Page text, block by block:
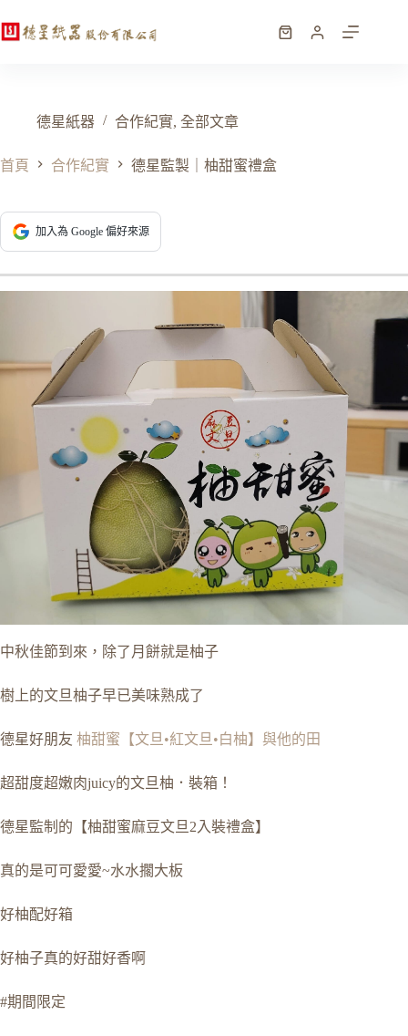
至
購
德星紙器 合作紀實, 全部文章
首頁 合作紀實 德星監製｜柚甜蜜禮盒
加入為 Google 偏好來源
中秋佳節到來，除了月餅就是柚子
樹上的文旦柚子早已美味熟成了
德星好朋友 柚甜蜜【文旦•紅文旦•白柚】與他的田
超甜度超嫩肉juicy的文旦柚．裝箱！
德星監制的【柚甜蜜麻豆文旦2入裝禮盒】
真的是可可愛愛~水水擱大板
好柚配好箱
好柚子真的好甜好香啊
#期間限定